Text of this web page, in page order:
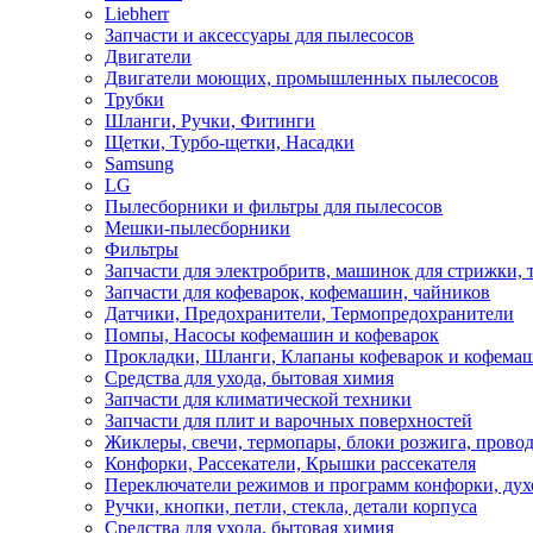
Liebherr
Запчасти и аксессуары для пылесосов
Двигатели
Двигатели моющих, промышленных пылесосов
Трубки
Шланги, Ручки, Фитинги
Щетки, Турбо-щетки, Насадки
Samsung
LG
Пылесборники и фильтры для пылесосов
Мешки-пылесборники
Фильтры
Запчасти для электробритв, машинок для стрижки,
Запчасти для кофеварок, кофемашин, чайников
Датчики, Предохранители, Термопредохранители
Помпы, Насосы кофемашин и кофеварок
Прокладки, Шланги, Клапаны кофеварок и
Средства для ухода, бытовая химия
Запчасти для климатической техники
Запчасти для плит и варочных поверхностей
Жиклеры, свечи, термопары, блоки розжига,
Конфорки, Рассекатели, Крышки рассекателя
Переключатели режимов и программ конфорки,
Ручки, кнопки, петли, стекла, детали корпуса
Средства для ухода, бытовая химия